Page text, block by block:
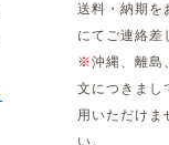
送料・納期を
にてご連絡差
※沖縄、離島
文につきまし
用いただけま
い。